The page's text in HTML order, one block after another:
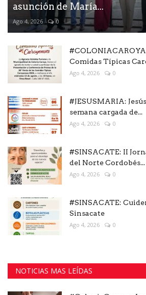
asunción de María...
Ago 4, 2026 0
Comidas Típicas
Ago 4, 2026 0
#JESUSMARIA:
semana cargada de...
Ago 4, 2026 0
#SINSACATE: II
del Norte Cordobés...
Ago 4, 2026 0
#SINSACATE:
Sinsacate
Ago 4, 2026 0
NOTICIAS MAS LEÍDAS